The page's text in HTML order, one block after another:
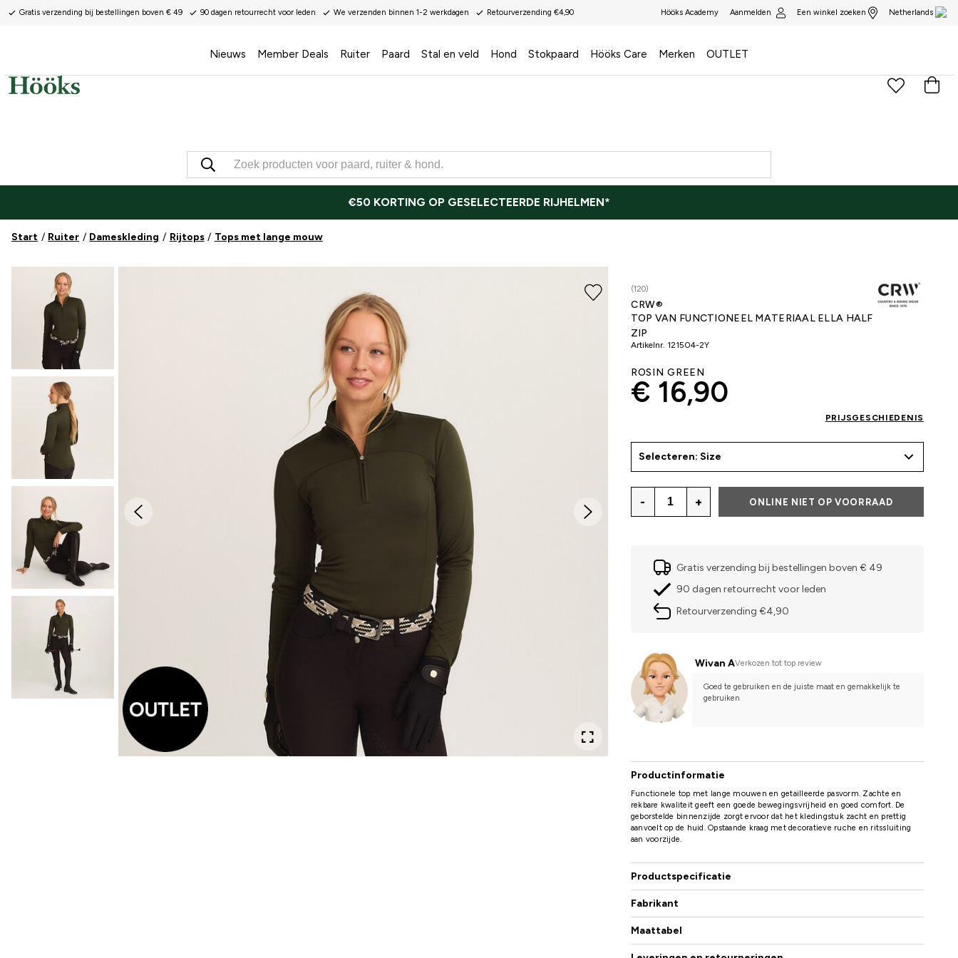
Gratis verzending bij bestellingen boven € 49 90 dagen retourrecht voor leden We verzenden binnen 1-2 werkdagen Retourverzending €4,90 Hööks Academy Aanmelden Een winkel zoeken Netherlands
Nieuws Member Deals Ruiter Paard Stal en veld Hond Stokpaard Hööks Care Merken OUTLET
€50 KORTING OP GESELECTEERDE RIJHELMEN*
Start Ruiter Dameskleding Rijtops Tops met lange mouw
(120)
CRW®
TOP VAN FUNCTIONEEL MATERIAAL ELLA HALF
ZIP
Artikelnr. 121504-2Y
ROSIN GREEN
€ 16,90
PRIJSGESCHIEDENIS
Selecteren: Size
- + ONLINE NIET OP VOORRAAD
Gratis verzending bij bestellingen boven € 49
90 dagen retourrecht voor leden
Retourverzending €4,90
Wivan AVerkozen tot top review
Goed te gebruiken en de juiste maat en gemakkelijk te
gebruiken
Productinformatie
Functionele top met lange mouwen en getailleerde pasvorm. Zachte en
rekbare kwaliteit geeft een goede bewegingsvrijheid en goed comfort. De
geborstelde binnenzijde zorgt ervoor dat het kledingstuk zacht en prettig
aanvoelt op de huid. Opstaande kraag met decoratieve ruche en ritssluiting
aan voorzijde.
Productspecificatie
Fabrikant
Maattabel